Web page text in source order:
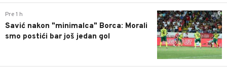
0
Pre 1 h
Savić nakon "minimalca" Borca: Morali
smo postići bar još jedan gol